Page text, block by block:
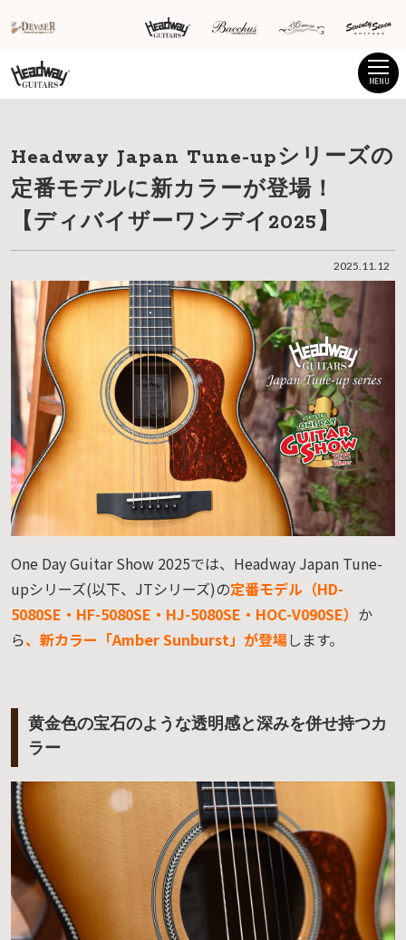
MENU
2025.11.12
Headway Japan Tune-upシリーズの
定番モデルに新カラーが登場！
【ディバイザーワンデイ2025】
One Day Guitar Show 2025では、Headway Japan Tune-
upシリーズ(以下、JTシリーズ)の定番モデル（HD-
5080SE・HF-5080SE・HJ-5080SE・HOC-V090SE） か
ら、新カラー「Amber Sunburst」が登場します。
黄金色の宝石のような透明感と深みを併せ持つカ
ラー